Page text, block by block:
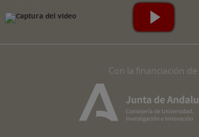
Con la financiación de: